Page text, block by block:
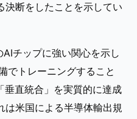
決断をしたことを示してい
チップに強い関心を示し
でトレーニングすること
垂直統合」を実質的に達成
は米国による半導体輸出規